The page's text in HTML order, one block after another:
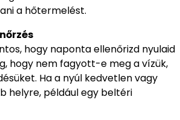
a hőtermelést.
hogy naponta ellenőrizd nyulaid
hogy nem fagyott-e meg a vízük,
Ha a nyúl kedvetlen vagy
helyre, például egy beltéri